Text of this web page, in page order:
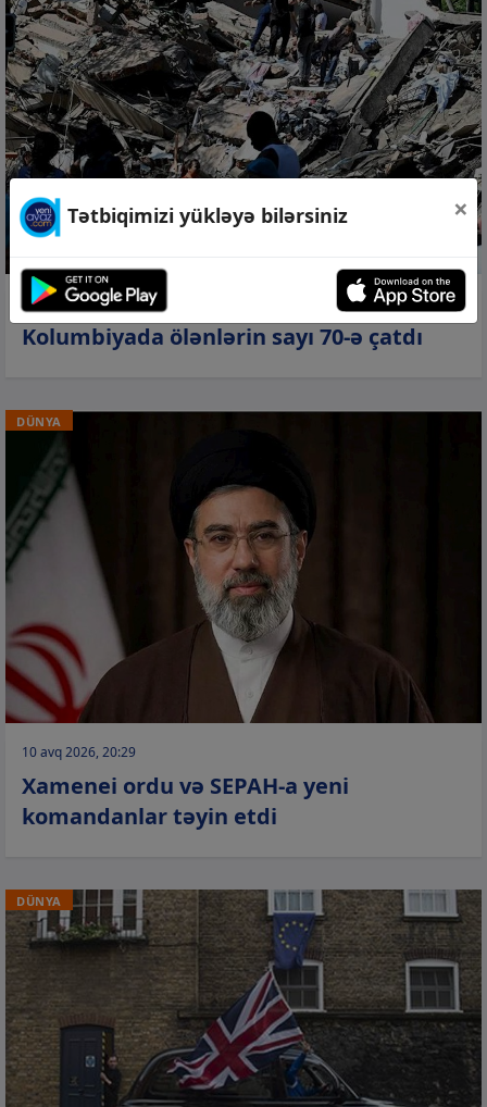
10 avq 2026, 21:08
Kolumbiyada ölənlərin sayı 70-ə çatdı
DÜNYA
10 avq 2026, 20:29
Xamenei ordu və SEPAH-a yeni
komandanlar təyin etdi
DÜNYA
Tətbiqimizi yükləyə bilərsiniz ×